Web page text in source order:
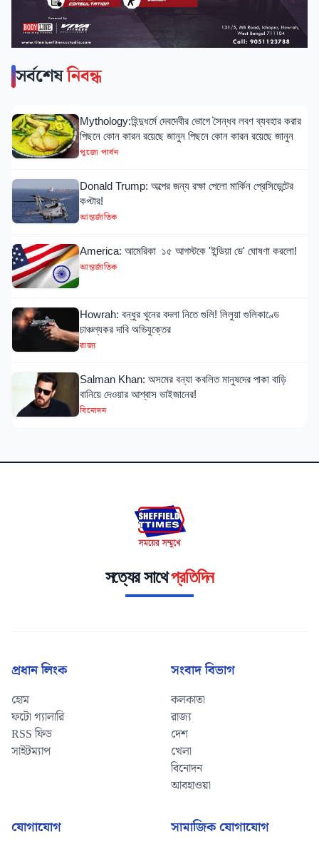
সর্বশেষনিবন্ধ
Mythology:হিন্দুধর্মে দেবদেবীর ভোগে সৈন্ধব লবণ ব্যবহার করার
পিছনে কোন কারন রয়েছে জানুন পিছনে কোন কারন রয়েছে জানুন
পুজো পার্বন
Donald Trump: অল্পের জন্য রক্ষা পেলো মার্কিন প্রেসিডেন্টের
কপ্টার!
আন্তর্জাতিক
America: আমেরিকা ১৫ আগস্টকে 'ইন্ডিয়া ডে' ঘোষণা করলো!
আন্তর্জাতিক
Howrah: বন্ধুর খুনের বদলা নিতে গুলি! লিলুয়া গুলিকাণ্ডে
চাঞ্চল্যকর দাবি অভিযুক্তের
রাজ্য
Salman Khan: অসমের বন্যা কবলিত মানুষদের পাকা বাড়ি
বানিয়ে দেওয়ার আশ্বাস ভাইজানের!
বিনোদন
সত্যের সাথেপ্রতিদিন
প্রধান লিংক
হোম
ফটো গ্যালারি
RSS ফিড
সাইটম্যাপ
সংবাদ বিভাগ
কলকাতা
রাজ্য
দেশ
খেলা
বিনোদন
আবহাওয়া
যোগাযোগ সামাজিক যোগাযোগ